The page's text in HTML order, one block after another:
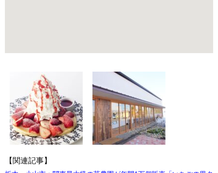
【関連記事】